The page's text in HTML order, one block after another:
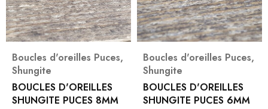
Boucles d'oreilles Puces,
Shungite
BOUCLES D'OREILLES
SHUNGITE PUCES 8MM
Boucles d'oreilles Puces,
Shungite
BOUCLES D'OREILLES
SHUNGITE PUCES 6MM